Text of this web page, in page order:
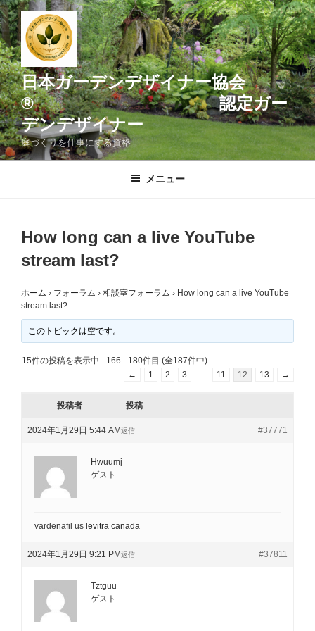
コ
ン
テ
ン
ツ
へ
ス
キ
ッ
プ
日本ガーデンデザイナー協会
® 認定ガー
デンデザイナー
庭づくりを仕事にする資格
メニュー
How long can a live YouTube
stream last?
ホーム › フォーラム › 相談室フォーラム › How long can a live YouTube
stream last?
このトピックは空です。
15件の投稿を表示中 - 166 - 180件目 (全187件中)
←
1 2 3 11 12 13 →
投稿者 投稿
2024年1月29日 5:44 AM #37771
返信
Hwuumj
ゲスト
vardenafil us levitra canada
2024年1月29日 9:21 PM #37811
返信
Tztguu
ゲスト